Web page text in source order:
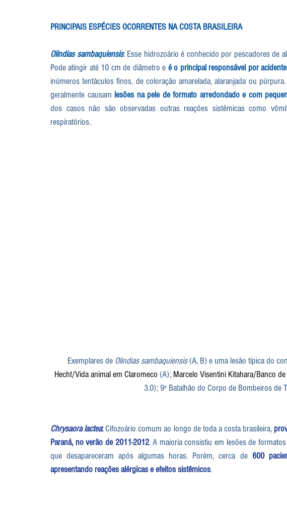
PRINCIPAIS ESPÉCIES OCORRENTES NA COSTA BRASILEIRA
Olindias sambaquiensis: Esse hidrozoário é conhecido por pescadores de
Pode atingir até 10 cm de diâmetro e é o principal responsável por
inúmeros tentáculos finos, de coloração amarelada, alaranjada ou
geralmente causam lesões na pele de formato arredondado e com
dos casos não são observadas outras reações sistêmicas como
respiratórios.
Exemplares de Olindias sambaquiensis (A, B) e uma lesão típica do
Hecht/Vida animal em Claromeco (A); Marcelo Visentini Kitahara/Banco
3.0); 9º Batalhão do Corpo de Bombeiros de
Chrysaora lactea: Cifozoário comum ao longo de toda a costa brasileira,
Paraná, no verão de 2011-2012. A maioria consistiu em lesões de
que desapareceram após algumas horas. Porém, cerca de 600
apresentando reações alérgicas e efeitos sistêmicos.